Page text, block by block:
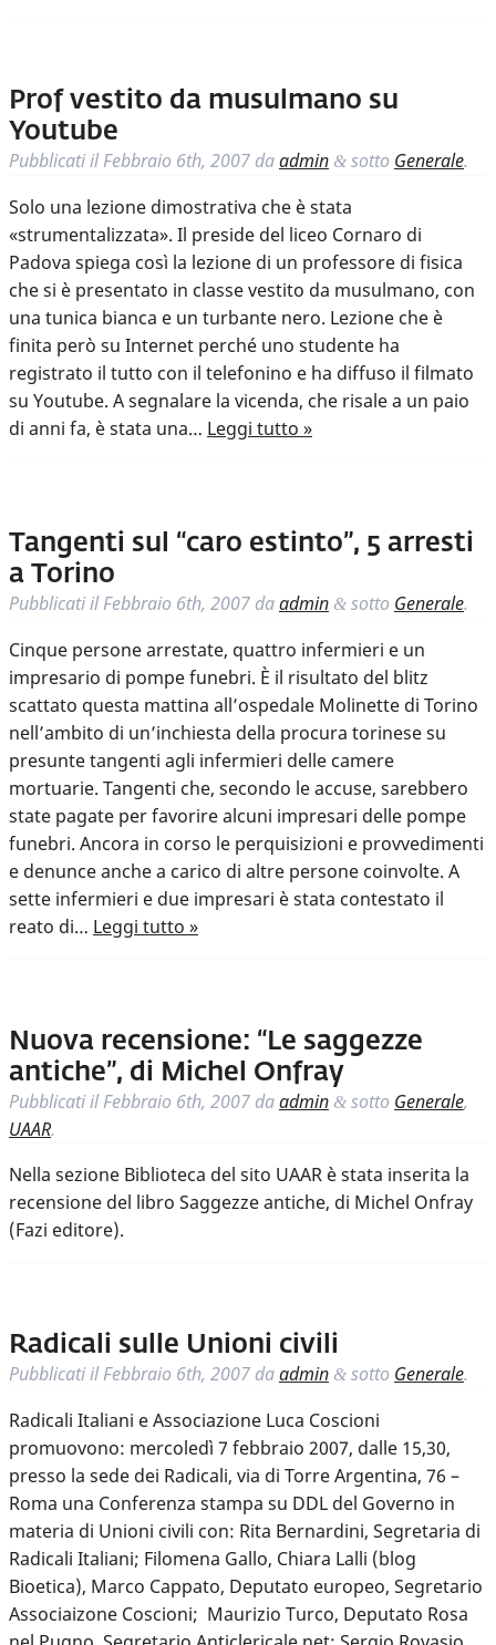
Prof vestito da musulmano su
Youtube
Pubblicati ilFebbraio 6th, 2007 daadmin & sotto Generale.
Solo una lezione dimostrativa che è stata
«strumentalizzata». Il preside del liceo Cornaro di
Padova spiega così la lezione di un professore di fisica
che si è presentato in classe vestito da musulmano, con
una tunica bianca e un turbante nero. Lezione che è
finita però su Internet perché uno studente ha
registrato il tutto con il telefonino e ha diffuso il filmato
su Youtube. A segnalare la vicenda, che risale a un paio
di anni fa, è stata una… Leggi tutto »
Tangenti sul “caro estinto”, 5 arresti
a Torino
Pubblicati ilFebbraio 6th, 2007 daadmin & sotto Generale.
Cinque persone arrestate, quattro infermieri e un
impresario di pompe funebri. È il risultato del blitz
scattato questa mattina all’ospedale Molinette di Torino
nell’ambito di un’inchiesta della procura torinese su
presunte tangenti agli infermieri delle camere
mortuarie. Tangenti che, secondo le accuse, sarebbero
state pagate per favorire alcuni impresari delle pompe
funebri. Ancora in corso le perquisizioni e provvedimenti
e denunce anche a carico di altre persone coinvolte. A
sette infermieri e due impresari è stata contestato il
reato di… Leggi tutto »
Nuova recensione: “Le saggezze
antiche”, di Michel Onfray
Pubblicati ilFebbraio 6th, 2007 daadmin & sotto Generale,
UAAR.
Nella sezione Biblioteca del sito UAAR è stata inserita la
recensione del libro Saggezze antiche, di Michel Onfray
(Fazi editore).
Radicali sulle Unioni civili
Pubblicati ilFebbraio 6th, 2007 daadmin & sotto Generale.
Radicali Italiani e Associazione Luca Coscioni
promuovono: mercoledì 7 febbraio 2007, dalle 15,30,
presso la sede dei Radicali, via di Torre Argentina, 76 –
Roma una Conferenza stampa su DDL del Governo in
materia di Unioni civili con: Rita Bernardini, Segretaria di
Radicali Italiani; Filomena Gallo, Chiara Lalli (blog
Bioetica), Marco Cappato, Deputato europeo, Segretario
Associaizone Coscioni; Maurizio Turco, Deputato Rosa